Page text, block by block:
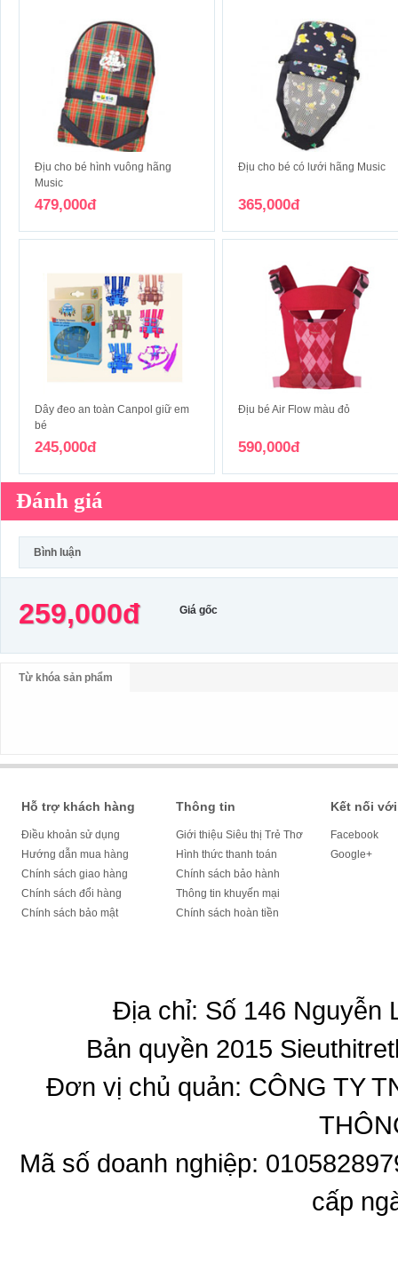
Địu cho bé hình vuông hãng
Music
479,000đ
Địu cho bé có lưới hãng Music
365,000đ
Dây đeo an toàn Canpol giữ em
bé
245,000đ
Địu bé Air Flow màu đỏ
590,000đ
Đánh giá
Bình luận
259,000đ Giá gốc
Từ khóa sản phẩm
Hỗ trợ khách hàng
Điều khoản sử dụng
Hướng dẫn mua hàng
Chính sách giao hàng
Chính sách đổi hàng
Chính sách bảo mật
Thông tin
Giới thiệu Siêu thị Trẻ Thơ
Hình thức thanh toán
Chính sách bảo hành
Thông tin khuyến mại
Chính sách hoàn tiền
Kết nối
Facebook
Google+
Địa chỉ: Số 146 Nguyễn
Bản quyền 2015
Đơn vị chủ quản: CÔNG TY
Mã số doanh nghiệp:
cấp